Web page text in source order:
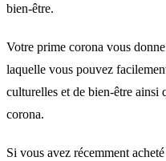
bien-être.
Votre prime corona vous donne
laquelle vous pouvez
culturelles et de bien-être ainsi
corona.
Si vous avez récemment